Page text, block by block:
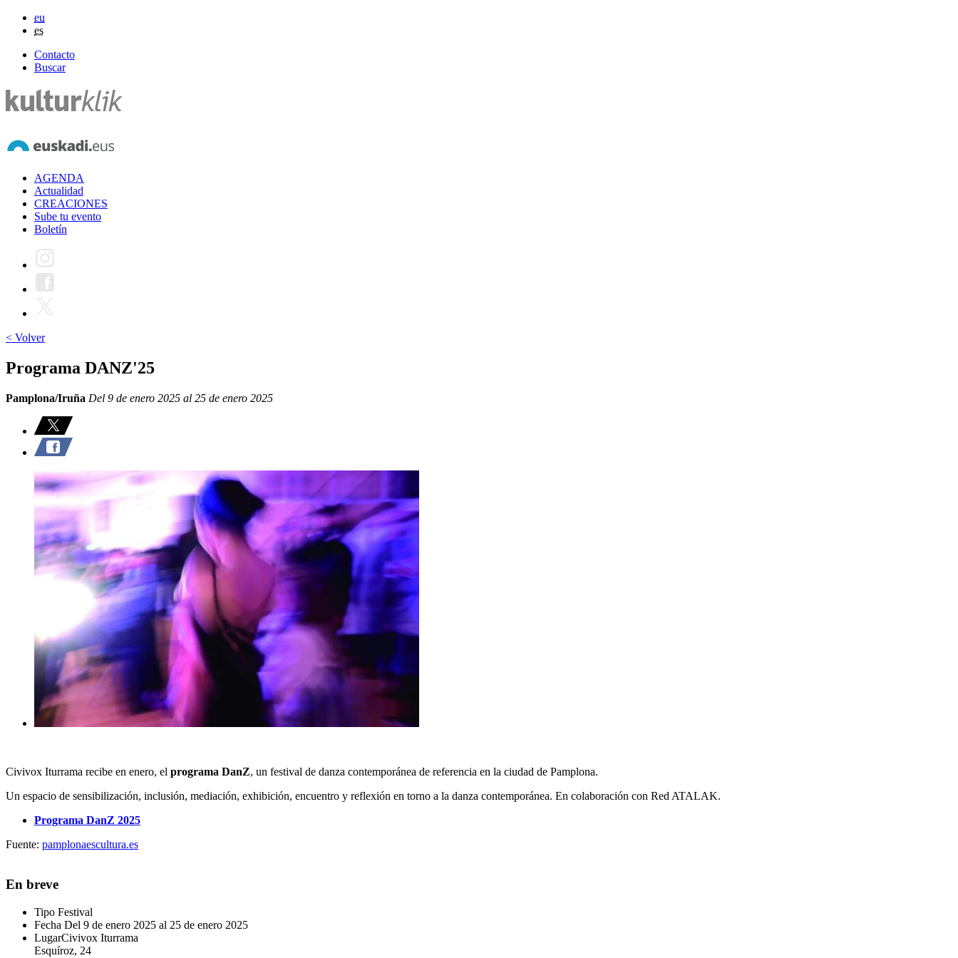
eu
es
Contacto
Buscar
AGENDA
Actualidad
CREACIONES
Sube tu evento
Boletín
< Volver
Programa DANZ'25
Pamplona/Iruña Del 9 de enero 2025 al 25 de enero 2025
Civivox Iturrama recibe en enero, el programa DanZ, un festival de danza contemporánea de referencia en la ciudad de Pamplona.
Un espacio de sensibilización, inclusión, mediación, exhibición, encuentro y reflexión en torno a la danza contemporánea. En colaboración con Red ATALAK.
Programa DanZ 2025
Fuente: pamplonaescultura.es
En breve
Tipo Festival
Fecha Del 9 de enero 2025 al 25 de enero 2025
LugarCivivox Iturrama
Esquíroz, 24